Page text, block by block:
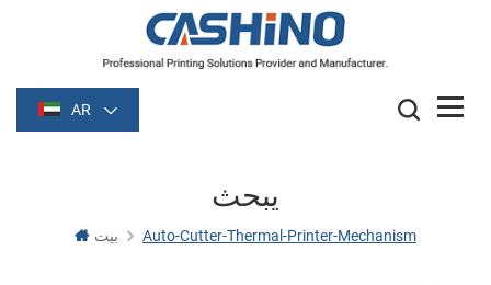
AR
يبحث
بيت Auto-Cutter-Thermal-Printer-Mechanism